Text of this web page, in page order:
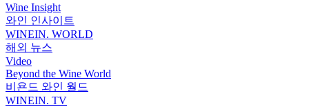
Wine Insight
와인 인사이트
WINEIN. WORLD
해외 뉴스
Video
Beyond the Wine World
비욘드 와인 월드
WINEIN. TV